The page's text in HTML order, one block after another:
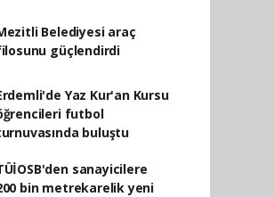
Belediyesi araç
güçlendirdi
Yaz Kur'an Kursu
futbol
buluştu
sanayicilere
bin metrekarelik yeni